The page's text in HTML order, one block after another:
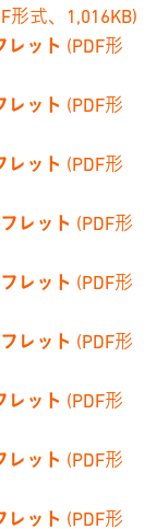
形式、1,016KB)
レット (PDF形
レット (PDF形
レット (PDF形
レット (PDF形
レット (PDF形
レット (PDF形
レット (PDF形
レット (PDF形
レット (PDF形